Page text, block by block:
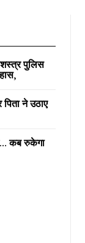
पुलिस
ने उठाए
कब रुकेगा